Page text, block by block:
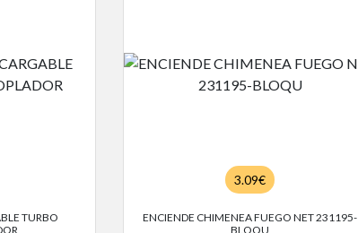
TURBO
3.09€
ENCIENDE CHIMENEA FUEGO NET 231195-
BLOQU